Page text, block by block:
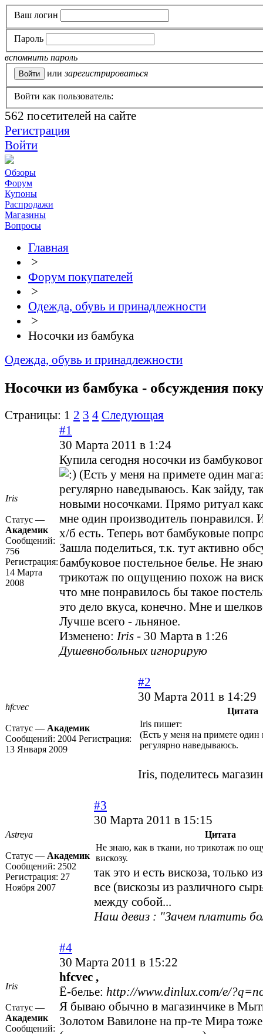
Ваш логин
Пароль
вспомнить пароль
или зарегистрироваться
Войти как пользователь:
562 посетителей на сайте
Регистрация
Войти
Обзоры
Форум
Купоны
Распродажи
Магазины
Вопросы
Главная
>
Форум покупателей
>
Одежда, обувь и принадлежности
>
Носочки из бамбука
Одежда, обувь и принадлежности
Носочки из бамбука - обсуждения
Страницы: 1 2 3 4 Следующая
Iris
Статус —
Академик
Сообщений:
756
Регистрация:
14 Марта
2008
#1
30 Марта 2011 в 1:24
Купила сегодня носочки из
(Есть у меня на примете один
регулярно наведываюсь. Как зайду,
новыми носочками. Прямо ритуал
мне один производитель понравился.
х/б есть. Теперь вот бамбуковые
Зашла поделиться, т.к. тут активно
бамбуковое постельное белье. Не
трикотаж по ощущению похож на
что мне понравилось бы такое
это дело вкуса, конечно. Мне и
Лучше всего - льняное.
Изменено: Iris - 30 Марта в 1:26
Душевнобольных игнорирую
hfcvec
Статус — Академик
Сообщений: 2004 Регистрация:
13 Января 2009
#2
30 Марта 2011 в 14:29
Цитата
Iris пишет:
(Есть у меня на примете один
регулярно наведываюсь.
Iris, поделитесь
Astreya
Статус — Академик
Сообщений: 2502
Регистрация: 27
Ноября 2007
#3
30 Марта 2011 в 15:15
Цитата
Не знаю, как в ткани, но трикотаж по
вискозу.
так это и есть вискоза, только
все (вискозы из различного
между собой...
Наш девиз : "Зачем платить
Iris
Статус —
Академик
Сообщений:
#4
30 Марта 2011 в 15:22
hfcvec ,
Ё-белье: http://www.dinlux.com/e/
Я бываю обычно в магазинчике в
Золотом Вавилоне на пр-те Мира тоже